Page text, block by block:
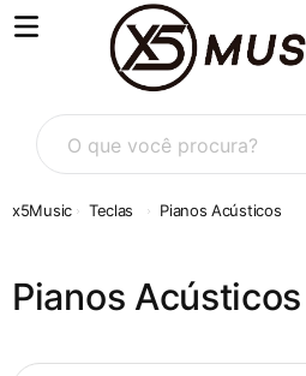
O que você procura?
Teclas Pianos Acústicos
Pianos Acústicos